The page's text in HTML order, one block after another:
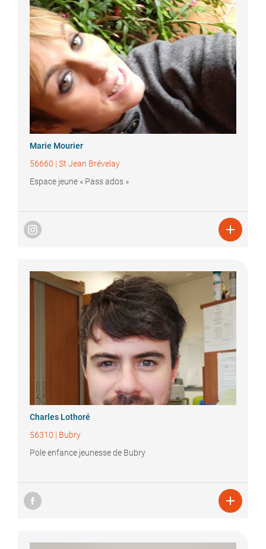
Marie Mourier
56660 | St Jean Brévelay
Espace jeune « Pass ados »

Charles Lothoré
56310 | Bubry
Pole enfance jeunesse de Bubry
